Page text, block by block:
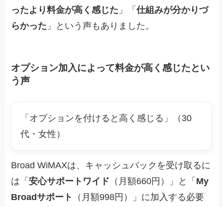
ったより料金が高く感じた 」「仕組みが分かりづ
らかった 」という声もありました。
オプション加入によって料金が高く感じたとい
う声
「オプションを付けると高く感じる」（30
代・女性）
Broad WiMAXは、キャッシュバックを受け取るに
は「安心サポートワイド （月額660円）」と「 My
Broadサポート
（月額998円）」に加入する必要